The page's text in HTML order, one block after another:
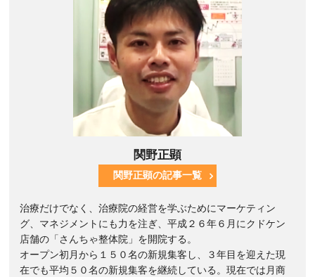
関野正顕
関野正顕の記事一覧
治療だけでなく、治療院の経営を学ぶためにマーケティン
グ、マネジメントにも力を注ぎ、平成２６年６月にクドケン
店舗の「さんちゃ整体院」を開院する。
オープン初月から１５０名の新規集客し、３年目を迎えた現
在でも平均５０名の新規集客を継続している。現在では月商